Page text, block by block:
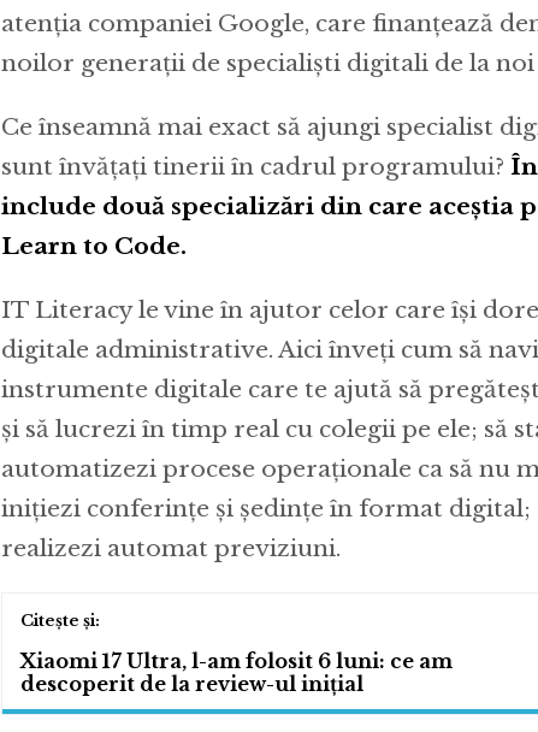
atenția companiei Google, care finanțează
noilor generații de specialiști digitali de la noi
Ce înseamnă mai exact să ajungi specialist
sunt învățați tinerii în cadrul programului?
include două specializări din care aceștia
Learn to Code.
IT Literacy le vine în ajutor celor care își
digitale administrative. Aici înveți cum să
instrumente digitale care te ajută să
și să lucrezi în timp real cu colegii pe ele; să
automatizezi procese operaționale ca să nu
inițiezi conferințe și ședințe în format digital;
realizezi automat previziuni.
Xiaomi 17 Ultra, l-am folosit 6 luni: ce am
descoperit de la review-ul inițial